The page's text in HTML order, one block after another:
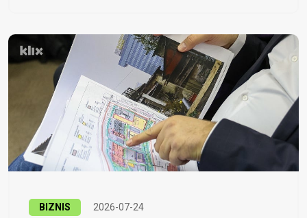
BIZNIS 2026-07-24